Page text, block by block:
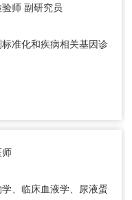
师 副研究员
准化和疾病相关基因诊
师
、临床血液学、尿液蛋